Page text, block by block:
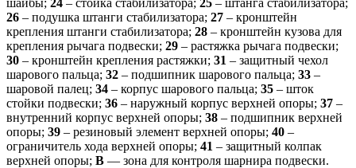
26 – подушка штанги стабилизатора; 27 – кронштейн
крепления штанги стабилизатора; 28 – кронштейн кузова для
крепления рычага подвески; 29 – растяжка рычага подвески;
30 – кронштейн крепления растяжки; 31 – защитный чехол
шарового пальца; 32 – подшипник шарового пальца; 33 –
шаровой палец; 34 – корпус шарового пальца; 35 – шток
стойки подвески; 36 – наружный корпус верхней опоры; 37 –
внутренний корпус верхней опоры; 38 – подшипник верхней
опоры; 39 – резиновый элемент верхней опоры; 40 –
ограничитель хода верхней опоры; 41 – защитный колпак
верхней опоры; В — зона для контроля шарнира подвески.